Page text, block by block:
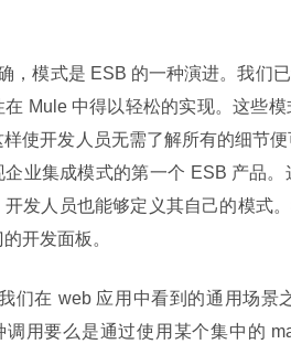
，模式是 ESB 的一种演进。我们
在 Mule 中得以轻松的实现。这些
样使开发人员无需了解所有的细节
企业集成模式的第一个 ESB 产品
开发人员也能够定义其自己的模式
开发面板。
们在 web 应用中看到的通用场景
调用要么是通过使用某个集中的